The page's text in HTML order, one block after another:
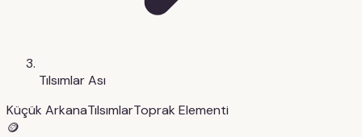
Tılsımlar Ası
Küçük ArkanaTılsımlarToprak Elementi
🪙